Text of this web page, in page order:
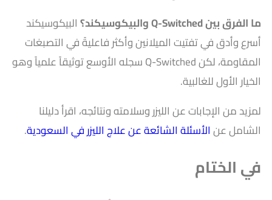
ما الفرق بين Q-Switched والبيكوسيكند؟
البيكوسيكند
أسرع وأدق في تفتيت الميلانين وأكثر فاعليةً في التصبغات
المقاومة، لكن Q-Switched سجله الأوسع توثيقاً علمياً وهو
الخيار الأول للغالبية.
لمزيد من الإجابات عن الليزر وسلامته ونتائجه، اقرأ دليلنا
الشامل عنالأسئلة الشائعة عن علاج الليزر في السعودية.
في الختام